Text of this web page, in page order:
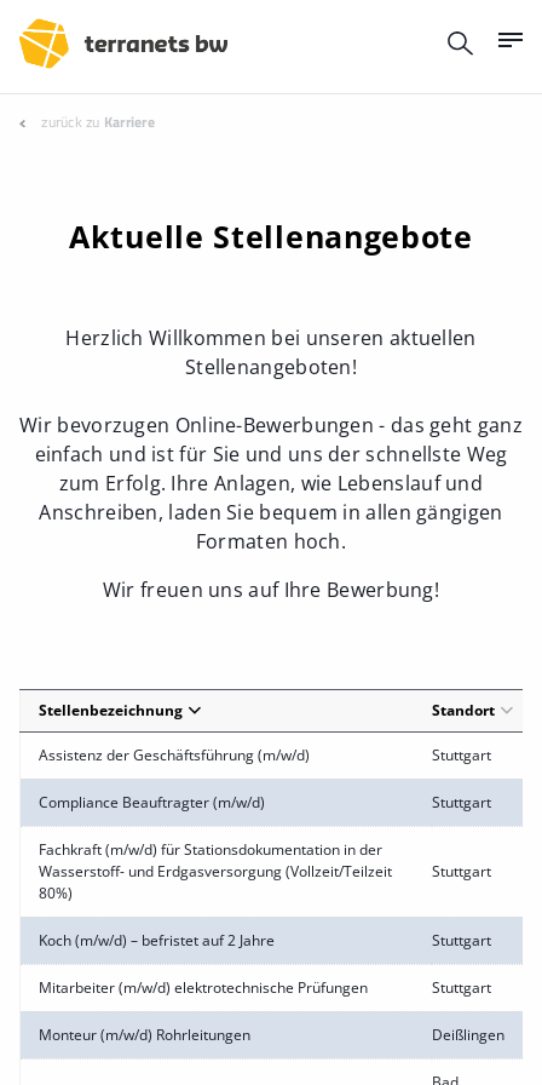
zurück zu Karriere
Aktuelle Stellenangebote
Herzlich Willkommen bei unseren aktuellen
Stellenangeboten!
Wir bevorzugen Online-Bewerbungen - das geht ganz
einfach und ist für Sie und uns der schnellste Weg
zum Erfolg. Ihre Anlagen, wie Lebenslauf und
Anschreiben, laden Sie bequem in allen gängigen
Formaten hoch.
Wir freuen uns auf Ihre Bewerbung!
Stellenbezeichnung Standort
Assistenz der Geschäftsführung (m/w/d) Stuttgart
Compliance Beauftragter (m/w/d) Stuttgart
Fachkraft (m/w/d) für Stationsdokumentation in der
Wasserstoff- und Erdgasversorgung (Vollzeit/Teilzeit
80%)
Stuttgart
Koch (m/w/d) – befristet auf 2 Jahre Stuttgart
Mitarbeiter (m/w/d) elektrotechnische Prüfungen Stuttgart
Monteur (m/w/d) Rohrleitungen Deißlingen